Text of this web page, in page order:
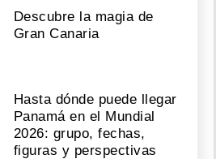
Descubre la magia de
Gran Canaria
Hasta dónde puede llegar
Panamá en el Mundial
2026: grupo, fechas,
figuras y perspectivas